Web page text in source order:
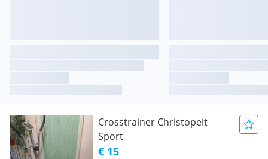
Crosstrainer Christopeit
Sport
€ 15